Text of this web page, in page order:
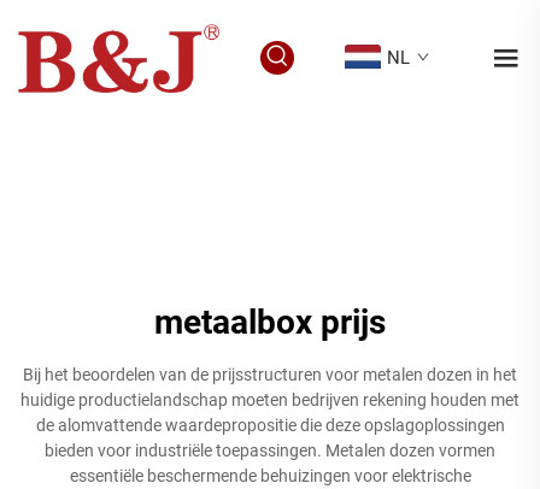
NL
metaalbox prijs
Bij het beoordelen van de prijsstructuren voor metalen dozen in het
huidige productielandschap moeten bedrijven rekening houden met
de alomvattende waardepropositie die deze opslagoplossingen
bieden voor industriële toepassingen. Metalen dozen vormen
essentiële beschermende behuizingen voor elektrische